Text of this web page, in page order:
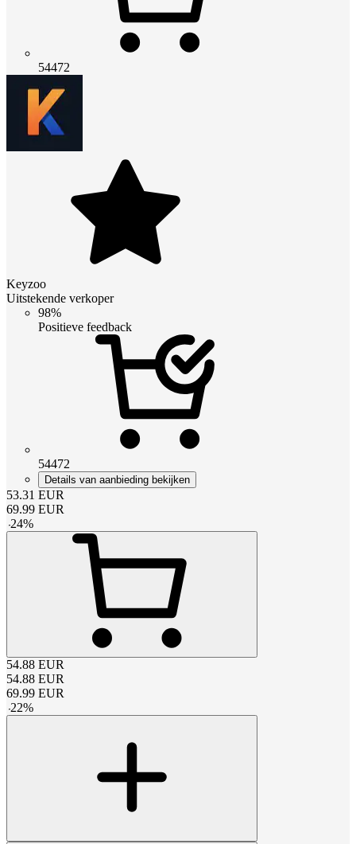
54472
Keyzoo
Uitstekende verkoper
98%
Positieve feedback
54472
Details van aanbieding bekijken
53.31 EUR
69.99 EUR
-24%
54.88 EUR
54.88 EUR
69.99 EUR
-22%